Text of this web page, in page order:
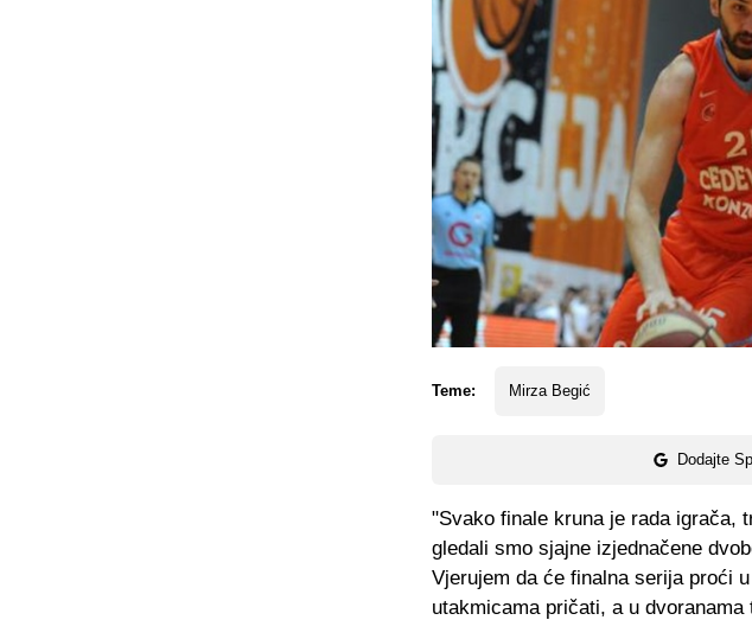
Teme: Mirza Begić
Dodajte
"Svako finale kruna je rada igrača,
gledali smo sjajne izjednačene
Vjerujem da će finalna serija proći
utakmicama pričati, a u